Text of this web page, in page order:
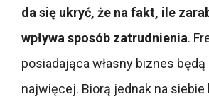
da się ukryć, że na fakt, ile
wpływa sposób zatrudnienia.
posiadająca własny biznes będą
najwięcej. Biorą jednak na siebie